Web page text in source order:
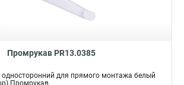
Промрукав PR13.0385
для прямого монтажа белый
Промрукав